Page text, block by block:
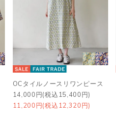
OCタイルノースリワンピース
14,000円(税込15,400円)
11,200円(税込12,320円)